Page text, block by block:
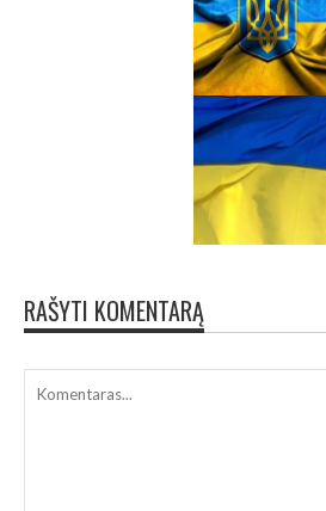
RAŠYTI KOMENTARĄ